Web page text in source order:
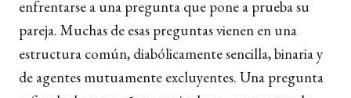
enfrentarse a una pregunta que pone a prueba su
pareja. Muchas de esas preguntas vienen en una
estructura común, diabólicamente sencilla, binaria y
de agentes mutuamente excluyentes. Una pregunta